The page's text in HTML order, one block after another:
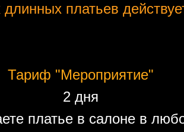
платьев
Тариф "Мероприятие"
2 дня
платье в салоне в